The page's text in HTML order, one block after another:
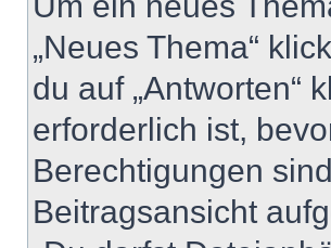
„Neues Thema“
du auf „Antworten“
erforderlich ist,
Berechtigungen
Beitragsansicht